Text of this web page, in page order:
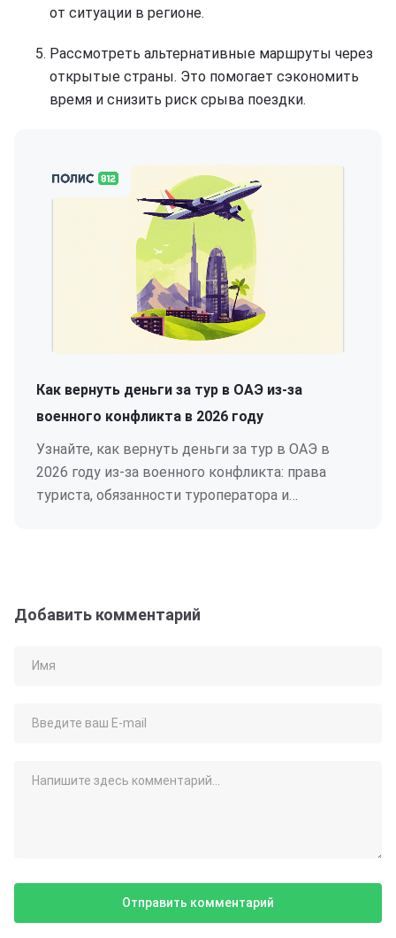
от ситуации в регионе.
Рассмотреть альтернативные маршруты через
открытые страны. Это помогает сэкономить
время и снизить риск срыва поездки.
Как вернуть деньги за тур в ОАЭ из-за
военного конфликта в 2026 году
Узнайте, как вернуть деньги за тур в ОАЭ в
2026 году из-за военного конфликта: права
туриста, обязанности туроператора и
Добавить комментарий